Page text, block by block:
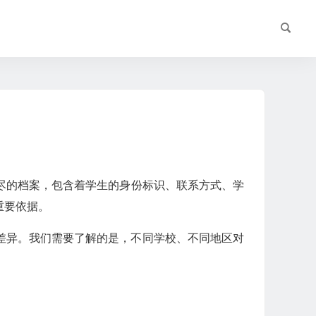
档案，包含着学生的身份标识、联系方式、学
依据。
。我们需要了解的是，不同学校、不同地区对